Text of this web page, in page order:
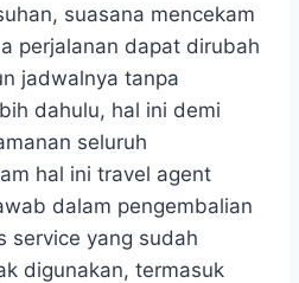
suasana mencekam
perjalanan dapat dirubah
jadwalnya tanpa
dahulu, hal ini demi
seluruh
hal ini travel agent
dalam pengembalian
service yang sudah
digunakan, termasuk